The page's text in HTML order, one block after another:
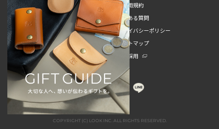
新規会員登録
ご利用規約
ご利用ガイド
よくある質問
特定商取引法
プライバシーポリシー
お問い合わせ
サイトマップ
販売スタッフ中途採用
新卒採用
COPYRIGHT (C) LOOK INC. ALL RIGHTS RESERVED.